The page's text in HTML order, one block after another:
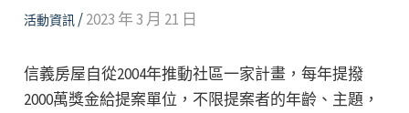
活動資訊/2023 年 3 月 21 日
信義房屋自從2004年推動社區一家計畫，每年提撥
2000萬獎金給提案單位，不限提案者的年齡、主題，